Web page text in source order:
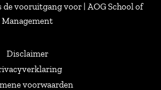
vooruitgang voor | AOG School of
Management
Disclaimer
voorwaarden